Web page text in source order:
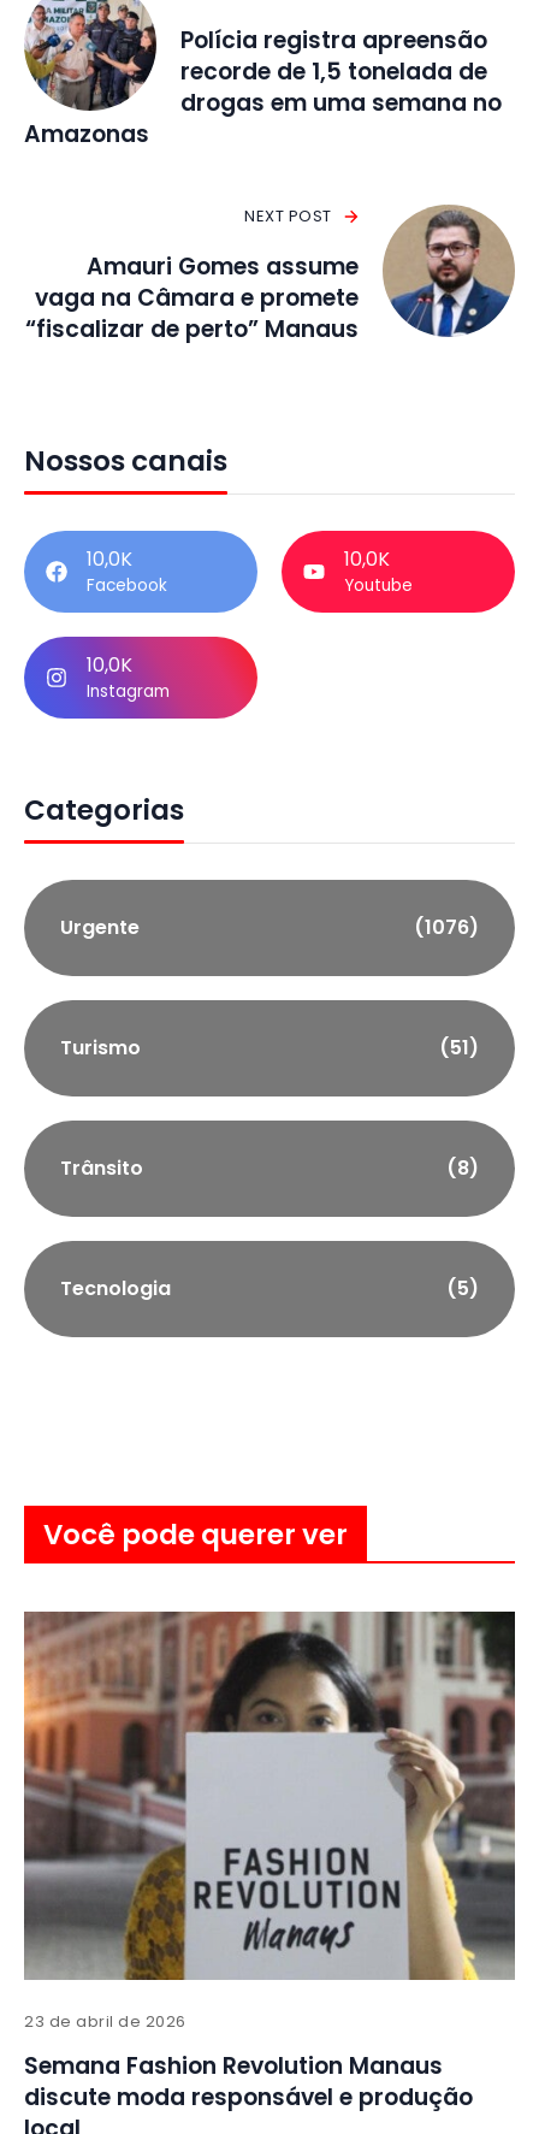
Polícia registra apreensão
recorde de 1,5 tonelada de
drogas em uma semana no
Amazonas
NEXT POST
Amauri Gomes assume
vaga na Câmara e promete
“fiscalizar de perto” Manaus
Nossos canais
10,0K
Facebook
10,0K
Youtube
10,0K
Instagram
Categorias
Urgente (1076)
Turismo (51)
Trânsito (8)
Tecnologia (5)
Você pode querer ver
23 de abril de 2026
Semana Fashion Revolution Manaus
discute moda responsável e produção